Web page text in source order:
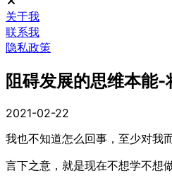
关于我
联系我
隐私政策
阻碍发展的思维本能
2021-02-22
我也不知道怎么回事，至少对我
言下之意，就是现在不想学不想